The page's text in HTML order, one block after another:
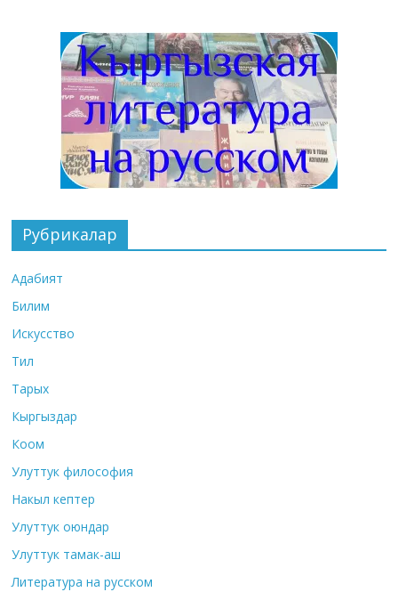
Рубрикалар
Адабият
Билим
Искусство
Тил
Тарых
Кыргыздар
Коом
Улуттук философия
Накыл кептер
Улуттук оюндар
Улуттук тамак-аш
Литература на русском